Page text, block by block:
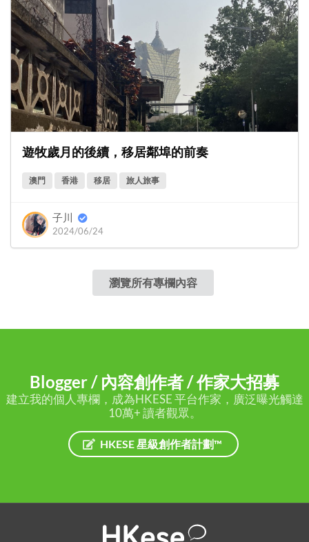
遊牧歲月的後續，移居鄰埠的前奏
澳門 香港 移居 旅人旅事
子川
2024/06/24
瀏覽所有專欄內容
Blogger / 內容創作者 / 作家大招募
建立我的個人專欄，成為HKESE 平台作家，廣泛曝光觸達
10萬+ 讀者觀眾。
HKESE 星級創作者計劃™